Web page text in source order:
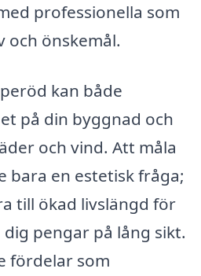
professionella som
och önskemål.
kan både
på din byggnad och
och vind. Att måla
bara en estetisk fråga;
till ökad livslängd för
pengar på lång sikt.
fördelar som